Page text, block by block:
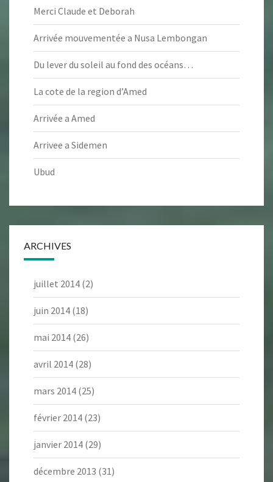
Merci Claude et Deborah
Arrivée mouvementée a Nusa Lembongan
Du lever du soleil au fond des océans…
La cote de la region d’Amed
Arrivée a Amed
Arrivee a Sidemen
Ubud
ARCHIVES
juillet 2014 (2)
juin 2014 (18)
mai 2014 (26)
avril 2014 (28)
mars 2014 (25)
février 2014 (23)
janvier 2014 (29)
décembre 2013 (31)